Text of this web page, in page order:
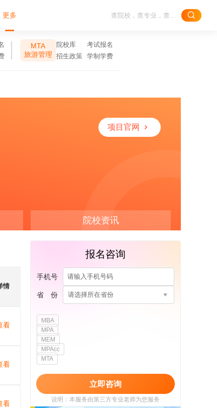
更多
MTA
旅游管理
院校库
考试报名
招生政策
学制学费
项目官网
院校资讯
情
看
看
看
报名咨询
手机号
省 份 请选择所在省份
MBA
MPA
MEM
MPAcc
MTA
立即咨询
说明：本服务由第三方专业老师为您服务